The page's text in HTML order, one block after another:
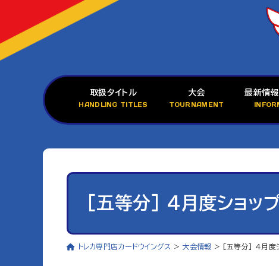
取扱タイトル
HANDLING TITLES
大会
TOURNAMENT
最新情報
[五等分] 4月度ショップ
トレカ専門店カードウイングス > 大会情報 > [五等分] 4月度シ